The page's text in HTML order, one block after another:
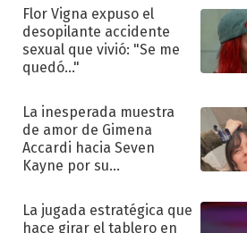
Flor Vigna expuso el
desopilante accidente
sexual que vivió: "Se me
quedó..."
La inesperada muestra
de amor de Gimena
Accardi hacia Seven
Kayne por su
La jugada estratégica que
hace girar el tablero en